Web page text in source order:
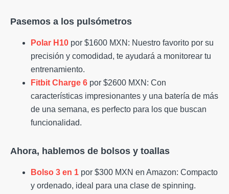
Pasemos a los pulsómetros
Polar H10 por $1600 MXN: Nuestro favorito por su
precisión y comodidad, te ayudará a monitorear tu
entrenamiento.
Fitbit Charge 6 por $2600 MXN: Con
características impresionantes y una batería de más
de una semana, es perfecto para los que buscan
funcionalidad.
Ahora, hablemos de bolsos y toallas
Bolso 3 en 1 por $300 MXN en Amazon: Compacto
y ordenado, ideal para una clase de spinning.